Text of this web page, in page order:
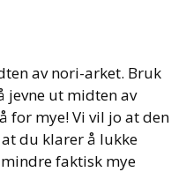
av nori-arket. Bruk
jevne ut midten av
for mye! Vi vil jo at den
du klarer å lukke
faktisk mye